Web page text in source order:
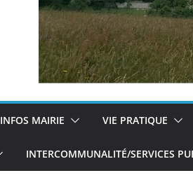
INFOS MAIRIE VIE PRATIQUE
INTERCOMMUNALITÉ/SERVICES